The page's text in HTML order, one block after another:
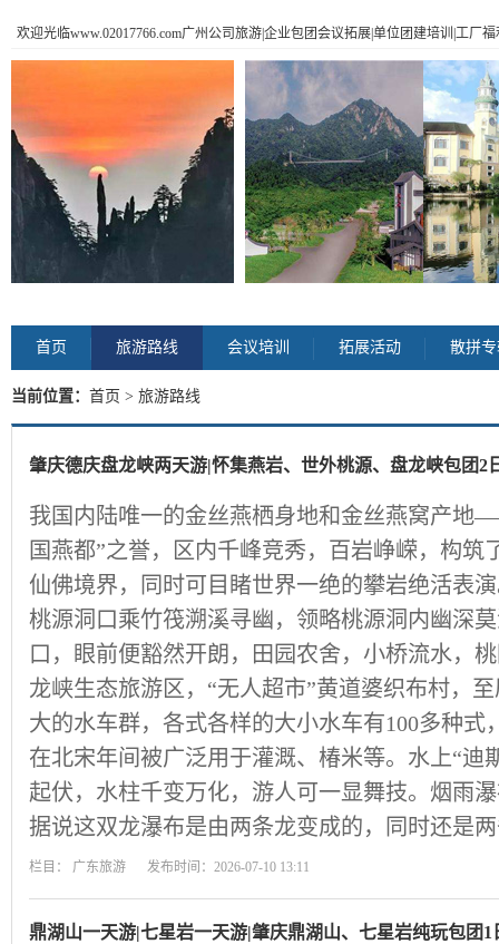
欢迎光临www.02017766.com广州公司旅游|企业包团会议拓展|单位团建培训|工厂
首页 旅游路线 会议培训 拓展活动 散拼
当前位置： 首页 > 旅游路线
肇庆德庆盘龙峡两天游|怀集燕岩、世外桃源、盘龙峡包团2
我国内陆唯一的金丝燕栖身地和金丝燕窝产地
国燕都”之誉，区内千峰竞秀，百岩峥嵘，构筑
仙佛境界，同时可目睹世界一绝的攀岩绝活表
桃源洞口乘竹筏溯溪寻幽，领略桃源洞内幽深
口，眼前便豁然开朗，田园农舍，小桥流水，
龙峡生态旅游区，“无人超市”黄道婆织布村，
大的水车群，各式各样的大小水车有100多种式
在北宋年间被广泛用于灌溉、椿米等。水上“迪
起伏，水柱千变万化，游人可一显舞技。烟雨
据说这双龙瀑布是由两条龙变成的，同时还是
栏目： 广东旅游 发布时间：2026-07-10 13:11
鼎湖山一天游|七星岩一天游|肇庆鼎湖山、七星岩纯玩包团1